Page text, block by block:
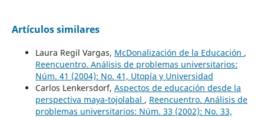
Artículos similares
Laura Regil Vargas, McDonalización de la Educación ,
Reencuentro. Análisis de problemas universitarios:
Núm. 41 (2004): No. 41, Utopía y Universidad
Carlos Lenkersdorf, Aspectos de educación desde la
perspectiva maya-tojolabal , Reencuentro. Análisis de
problemas universitarios: Núm. 33 (2002): No. 33,